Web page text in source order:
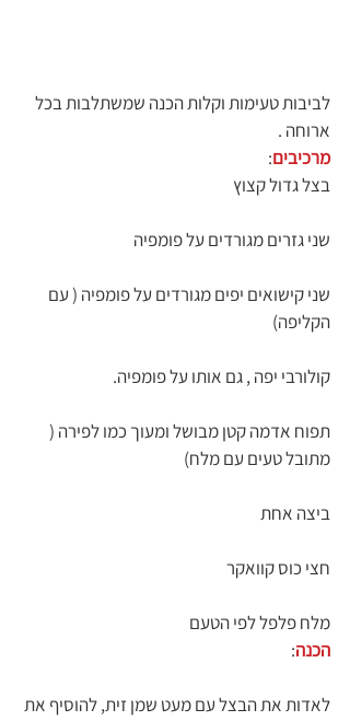
לביבות טעימות וקלות הכנה שמשתלבות בכל
ארוחה .
מרכיבים:
בצל גדול קצוץ
שני גזרים מגורדים על פומפיה
שני קישואים יפים מגורדים על פומפיה ( עם
הקליפה)
קולורבי יפה , גם אותו על פומפיה.
תפוח אדמה קטן מבושל ומעוך כמו לפירה (
מתובל טעים עם מלח)
ביצה אחת
חצי כוס קוואקר
מלח פלפל לפי הטעם
הכנה:
לאדות את הבצל עם מעט שמן זית, להוסיף את